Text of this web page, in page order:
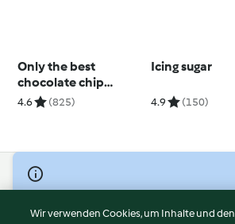
Only the best
chocolate chip
cookies ever
4.6 (825)
Icing sugar
4.9 (150)
© Copyright 2026
Nutzungsbedingungen
Wir verwenden Cookies, um Inhalte und den